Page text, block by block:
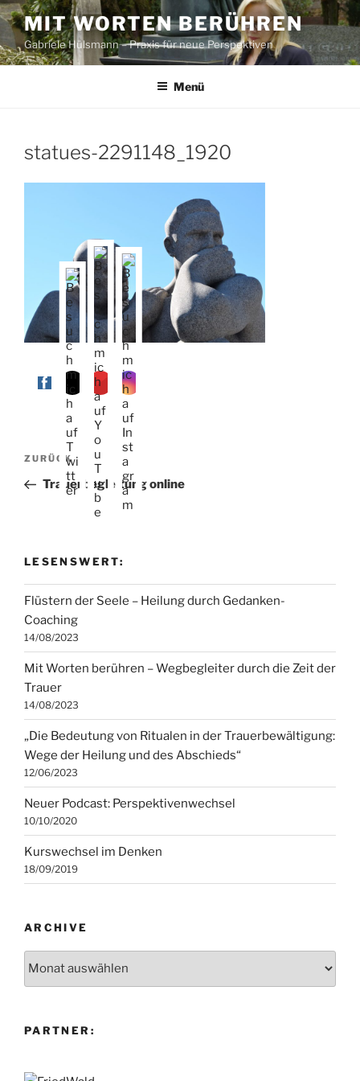
Zum
Inhalt
springen
MIT WORTEN BERÜHREN
Gabriele Hülsmann – Praxis für neue Perspektiven
Menü
statues-2291148_1920
Beitragsnavigation
Vorheriger
Beitrag
ZURÜCK
Trauerbegleitung online
LESENSWERT:
Flüstern der Seele – Heilung durch Gedanken-
Coaching
14/08/2023
Mit Worten berühren – Wegbegleiter durch die Zeit der
Trauer
14/08/2023
„Die Bedeutung von Ritualen in der Trauerbewältigung:
Wege der Heilung und des Abschieds“
12/06/2023
Neuer Podcast: Perspektivenwechsel
10/10/2020
Kurswechsel im Denken
18/09/2019
ARCHIVE
PARTNER: